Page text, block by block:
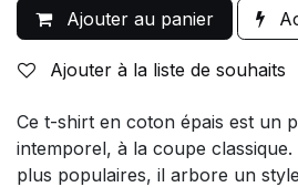
Ajouter au panier
Ajouter à la liste de souhaits
Ce t-shirt en coton épais est un
intemporel, à la coupe classique.
plus populaires, il arbore un